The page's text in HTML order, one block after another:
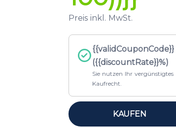
Preis inkl. MwSt.
{{validCouponCode}}
({{discountRate}}%)
Sie nutzen Ihr vergünstigtes
Kaufrecht.
KAUFEN